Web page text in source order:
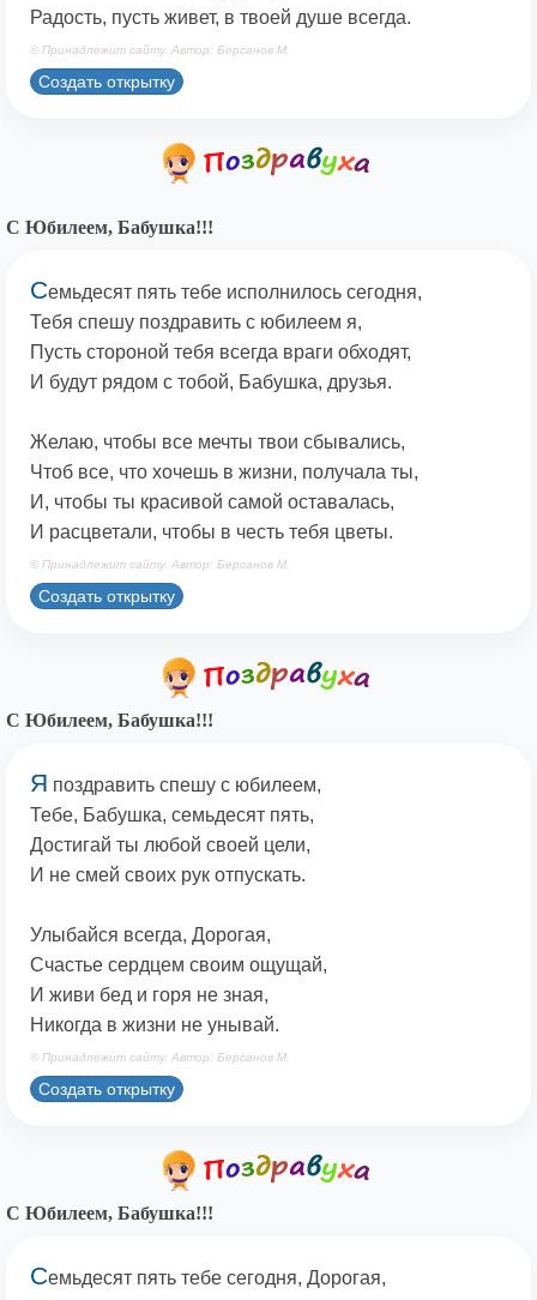
Радость, пусть живет, в твоей душе всегда.
© Принадлежит сайту. Автор: Берсанов М.
Создать открытку
С Юбилеем, Бабушка!!!
Семьдесят пять тебе исполнилось сегодня,
Тебя спешу поздравить с юбилеем я,
Пусть стороной тебя всегда враги обходят,
И будут рядом с тобой, Бабушка, друзья.
Желаю, чтобы все мечты твои сбывались,
Чтоб все, что хочешь в жизни, получала ты,
И, чтобы ты красивой самой оставалась,
И расцветали, чтобы в честь тебя цветы.
© Принадлежит сайту. Автор: Берсанов М.
Создать открытку
С Юбилеем, Бабушка!!!
Я поздравить спешу с юбилеем,
Тебе, Бабушка, семьдесят пять,
Достигай ты любой своей цели,
И не смей своих рук отпускать.
Улыбайся всегда, Дорогая,
Счастье сердцем своим ощущай,
И живи бед и горя не зная,
Никогда в жизни не унывай.
© Принадлежит сайту. Автор: Берсанов М.
Создать открытку
С Юбилеем, Бабушка!!!
Семьдесят пять тебе сегодня, Дорогая,